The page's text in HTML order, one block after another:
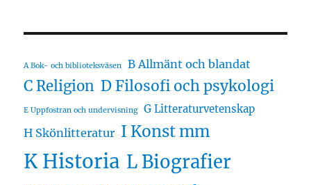
A Bok- och biblioteksväsen B Allmänt och blandat
C Religion D Filosofi och psykologi
E Uppfostran och undervisning G Litteraturvetenskap
H Skönlitteratur I Konst mm
K Historia L Biografier